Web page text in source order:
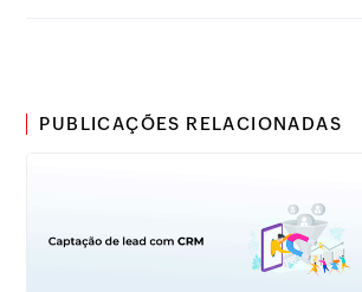
PUBLICAÇÕES RELACIONADAS